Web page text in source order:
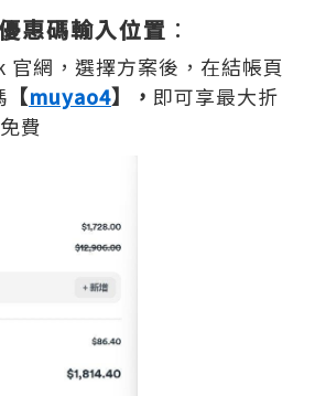
碼輸入位置 ：
網，選擇方案後，在結帳頁
【muyao4】， 即可享最大折
費